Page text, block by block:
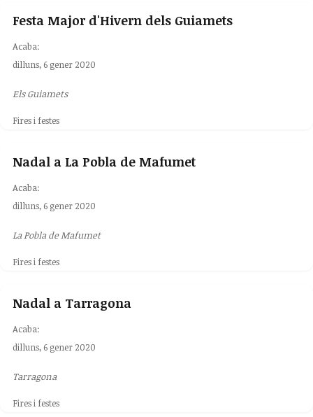
Festa Major d'Hivern dels Guiamets
Acaba:
dilluns, 6 gener 2020
Els Guiamets
Fires i festes
Nadal a La Pobla de Mafumet
Acaba:
dilluns, 6 gener 2020
La Pobla de Mafumet
Fires i festes
Nadal a Tarragona
Acaba:
dilluns, 6 gener 2020
Tarragona
Fires i festes